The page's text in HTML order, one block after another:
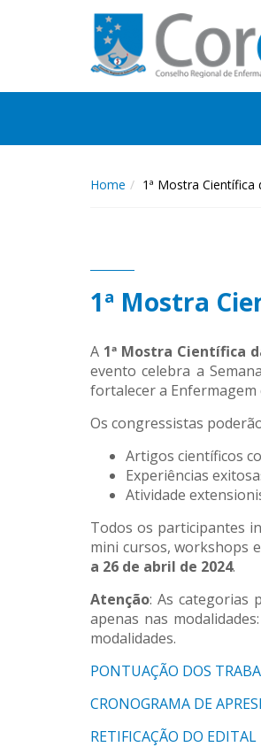
Home 1ª Mostra Científica
1ª Mostra
A 1ª Mostra Científica
evento celebra a
fortalecer a Enfermagem
Os congressistas
Artigos científicos
Experiências
Atividade
Todos os participantes
mini cursos, workshops
a 26 de abril de 2024.
Atenção: As categorias
apenas nas
modalidades.
PONTUAÇÃO DOS
CRONOGRAMA DE
RETIFICAÇÃO DO